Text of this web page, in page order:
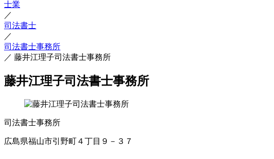
士業
／
司法書士
／
司法書士事務所
／ 藤井江理子司法書士事務所
藤井江理子司法書士事務所
司法書士事務所
広島県福山市引野町４丁目９－３７